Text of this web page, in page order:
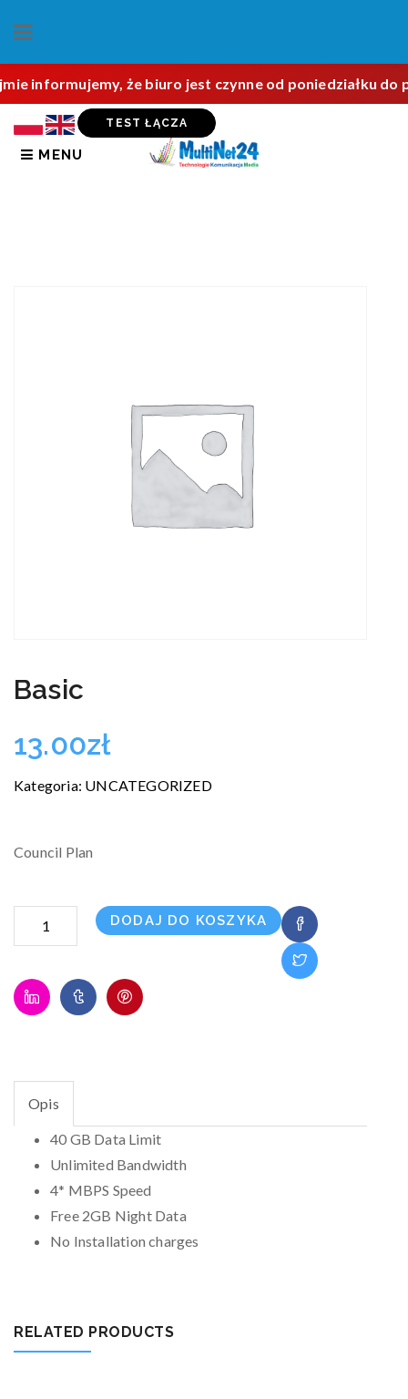
informujemy, że biuro jest czynne od poniedziałku
TEST ŁĄCZA
MENU
Basic
13.00zł
Kategoria: UNCATEGORIZED
Council Plan
Basic
DODAJ DO KOSZYKA
Opis
40 GB Data Limit
Unlimited Bandwidth
4* MBPS Speed
Free 2GB Night Data
No Installation charges
RELATED PRODUCTS